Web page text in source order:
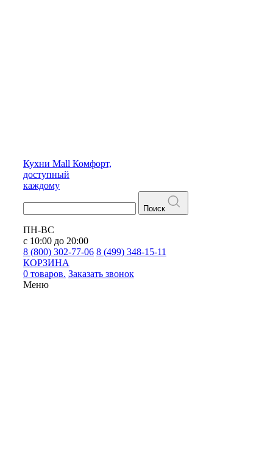
Кухни Mall Комфорт,
доступный
каждому
Поиск
ПН-ВС
с 10:00 до 20:00
8 (800) 302-77-06 8 (499) 348-15-11
КОРЗИНА
0 товаров. Заказать звонок
Меню